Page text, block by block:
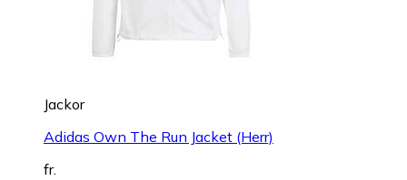
Jackor
Adidas Own The Run Jacket (Herr)
fr.